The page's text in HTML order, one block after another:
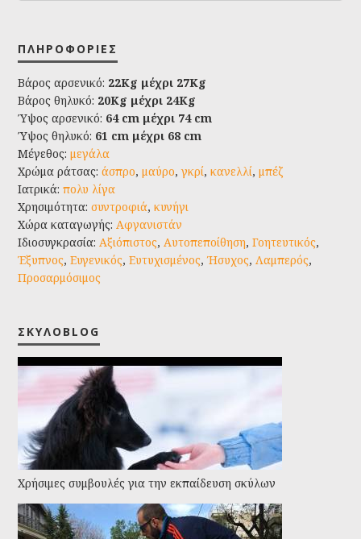
ΠΛΗΡΟΦΟΡΊΕΣ
Βάρος αρσενικό: 22Kg μέχρι 27Kg
Βάρος θηλυκό: 20Kg μέχρι 24Kg
Ύψος αρσενικό: 64 cm μέχρι 74 cm
Ύψος θηλυκό: 61 cm μέχρι 68 cm
Μέγεθος:μεγάλα
Χρώμα ράτσας:άσπρο,μαύρο,γκρί,κανελλί,μπέζ
Ιατρικά:πολυ λίγα
Χρησιμότητα:συντροφιά,κυνήγι
Χώρα καταγωγής:Αφγανιστάν
Ιδιοσυγκρασία:Αξιόπιστος,Αυτοπεποίθηση,Γοητευτικός,
Έξυπνος,Ευγενικός,Ευτυχισμένος,Ήσυχος,Λαμπερός,
Προσαρμόσιμος
ΣΚΥΛΟBLOG
Χρήσιμες συμβουλές για την εκπαίδευση σκύλων